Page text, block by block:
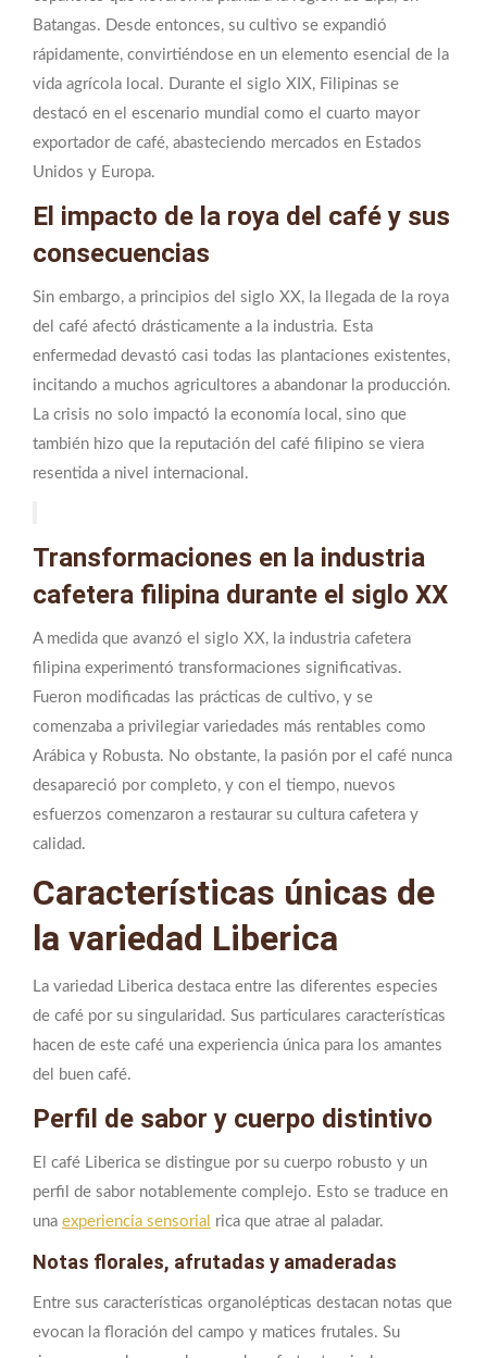
Batangas. Desde entonces, su cultivo se expandió
rápidamente, convirtiéndose en un elemento esencial de la
vida agrícola local. Durante el siglo XIX, Filipinas se
destacó en el escenario mundial como el cuarto mayor
exportador de café, abasteciendo mercados en Estados
Unidos y Europa.
El impacto de la roya del café y sus
consecuencias
Sin embargo, a principios del siglo XX, la llegada de la roya
del café afectó drásticamente a la industria. Esta
enfermedad devastó casi todas las plantaciones existentes,
incitando a muchos agricultores a abandonar la producción.
La crisis no solo impactó la economía local, sino que
también hizo que la reputación del café filipino se viera
resentida a nivel internacional.
Transformaciones en la industria
cafetera filipina durante el siglo XX
A medida que avanzó el siglo XX, la industria cafetera
filipina experimentó transformaciones significativas.
Fueron modificadas las prácticas de cultivo, y se
comenzaba a privilegiar variedades más rentables como
Arábica y Robusta. No obstante, la pasión por el café nunca
desapareció por completo, y con el tiempo, nuevos
esfuerzos comenzaron a restaurar su cultura cafetera y
calidad.
Características únicas de
la variedad Liberica
La variedad Liberica destaca entre las diferentes especies
de café por su singularidad. Sus particulares características
hacen de este café una experiencia única para los amantes
del buen café.
Perfil de sabor y cuerpo distintivo
El café Liberica se distingue por su cuerpo robusto y un
perfil de sabor notablemente complejo. Esto se traduce en
una experiencia sensorial rica que atrae al paladar.
Notas florales, afrutadas y amaderadas
Entre sus características organolépticas destacan notas que
evocan la floración del campo y matices frutales. Su